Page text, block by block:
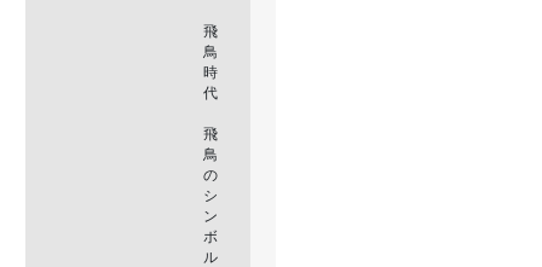
飛
鳥
時
代
飛
鳥
の
シ
ン
ボ
ル